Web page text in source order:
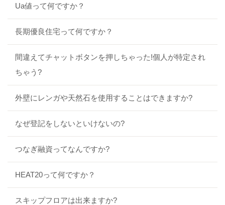
Ua値って何ですか？
長期優良住宅って何ですか？
間違えてチャットボタンを押しちゃった!個人が特定され
ちゃう?
外壁にレンガや天然石を使用することはできますか?
なぜ登記をしないといけないの?
つなぎ融資ってなんですか?
HEAT20って何ですか？
スキップフロアは出来ますか?